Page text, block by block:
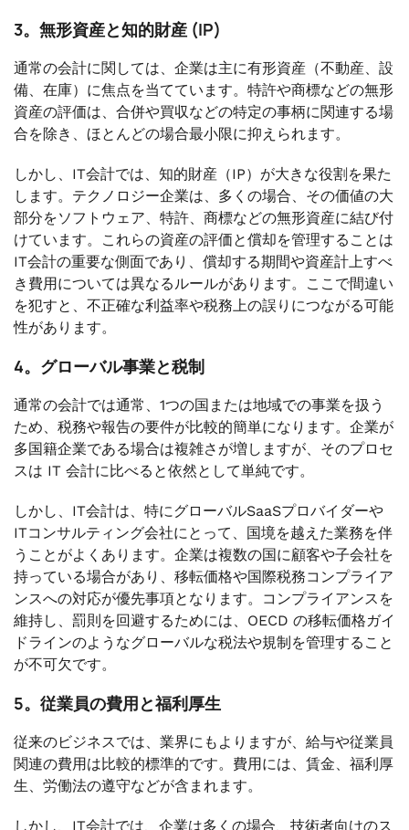
3。無形資産と知的財産 (IP)
通常の会計に関しては、企業は主に有形資産（不動産、設
備、在庫）に焦点を当てています。特許や商標などの無形
資産の評価は、合併や買収などの特定の事柄に関連する場
合を除き、ほとんどの場合最小限に抑えられます。
しかし、IT会計では、知的財産（IP）が大きな役割を果た
します。テクノロジー企業は、多くの場合、その価値の大
部分をソフトウェア、特許、商標などの無形資産に結び付
けています。これらの資産の評価と償却を管理することは
IT会計の重要な側面であり、償却する期間や資産計上すべ
き費用については異なるルールがあります。ここで間違い
を犯すと、不正確な利益率や税務上の誤りにつながる可能
性があります。
4。グローバル事業と税制
通常の会計では通常、1つの国または地域での事業を扱う
ため、税務や報告の要件が比較的簡単になります。企業が
多国籍企業である場合は複雑さが増しますが、そのプロセ
スは IT 会計に比べると依然として単純です。
しかし、IT会計は、特にグローバルSaaSプロバイダーや
ITコンサルティング会社にとって、国境を越えた業務を伴
うことがよくあります。企業は複数の国に顧客や子会社を
持っている場合があり、移転価格や国際税務コンプライア
ンスへの対応が優先事項となります。コンプライアンスを
維持し、罰則を回避するためには、OECD の移転価格ガイ
ドラインのようなグローバルな税法や規制を管理すること
が不可欠です。
5。従業員の費用と福利厚生
従来のビジネスでは、業界にもよりますが、給与や従業員
関連の費用は比較的標準的です。費用には、賃金、福利厚
生、労働法の遵守などが含まれます。
しかし、IT会計では、企業は多くの場合、技術者向けのス